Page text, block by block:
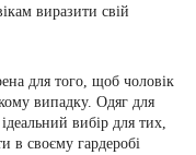
виразити свій
для того, щоб чоловік
випадку. Одяг для
вибір для тих,
в своєму гардеробі